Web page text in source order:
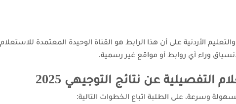
الأردنية على أن هذا الرابط هو القناة الوحيدة المعتمدة للاستعلام
وراء أي روابط أو مواقع غير رسمية.
التفصيلية عن نتائج التوجيهي 2025
وسرعة، على الطلبة اتباع الخطوات التالية: